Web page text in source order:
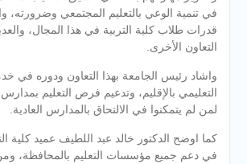
في تنمية الوعي بالتعليم المجتمعي وضرورته،
قدرات طلاب كلية التربية في هذا المجال،
التعاون الأخرى.
واشاد رئيس الجامعة بهذا التعاون ودوره في
التعليمي بالإقليم، وتدعيم فرص التعليم
لمن لم يتمكنوا في الالتحاق بالمدارس العادية.
كما اوضح الدكتور خالد عبد اللطيف عميد كلية
في دعم جميع مؤسسات التعليم بالمحافظة،